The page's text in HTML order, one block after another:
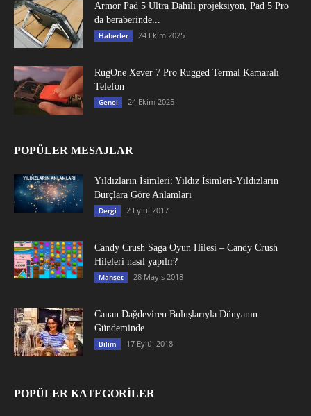
Armor Pad 5 Ultra Dahili projeksiyon, Pad 5 Pro
da beraberinde...
Haberler 24 Ekim 2025
RugOne Xever 7 Pro Rugged Termal Kamaralı
Telefon
Genel 24 Ekim 2025
POPÜLER MESAJLAR
Yıldızların İsimleri: Yıldız İsimleri-Yıldızların
Burçlara Göre Anlamları
Dergi 2 Eylül 2017
Candy Crush Saga Oyun Hilesi – Candy Crush
Hileleri nasıl yapılır?
Manşet 28 Mayıs 2018
Canan Dağdeviren Buluşlarıyla Dünyanın
Gündeminde
Bilim 17 Eylül 2018
POPÜLER KATEGORİLER